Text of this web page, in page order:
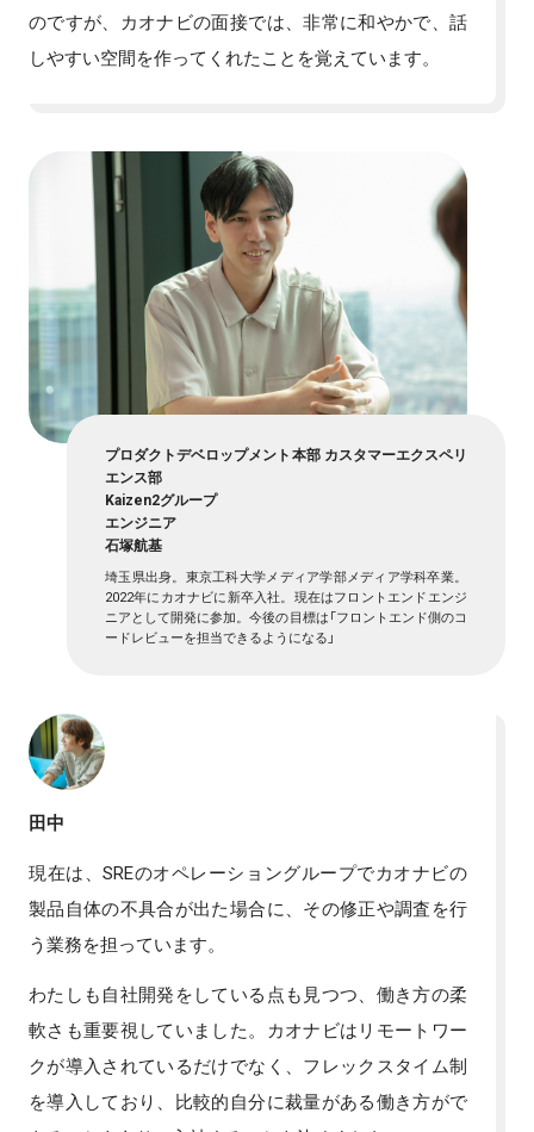
のですが、カオナビの面接では、非常に和やかで、話
しやすい空間を作ってくれたことを覚えています。
プロダクトデベロップメント本部 カスタマーエクスペリ
エンス部
Kaizen2グループ
エンジニア
石塚航基
埼玉県出身。東京工科大学メディア学部メディア学科卒業。
2022年にカオナビに新卒入社。現在はフロントエンドエンジ
ニアとして開発に参加。今後の目標は「フロントエンド側のコ
ードレビューを担当できるようになる」
田中
現在は、SREのオペレーショングループでカオナビの
製品自体の不具合が出た場合に、その修正や調査を行
う業務を担っています。
わたしも自社開発をしている点も見つつ、働き方の柔
軟さも重要視していました。カオナビはリモートワー
クが導入されているだけでなく、フレックスタイム制
を導入しており、比較的自分に裁量がある働き方がで